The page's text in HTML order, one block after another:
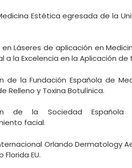
Estética egresada de la
en Láseres de aplicación en
a la Excelencia en la Aplicación
de la Fundación Española de
Relleno y Toxina Botulínica.
de la Sociedad
facial.
Orlando Dermatology
Florida EU.